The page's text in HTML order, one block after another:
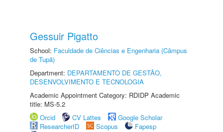
Gessuir Pigatto
School: Faculdade de Ciências e Engenharia (Câmpus
de Tupã)
Department: DEPARTAMENTO DE GESTÃO,
DESENVOLVIMENTO E TECNOLOGIA
Academic Appointment Category: RDIDP Academic
title: MS-5.2
Orcid
CV Lattes
Google Scholar
ResearcherID
Scopus
Fapesp